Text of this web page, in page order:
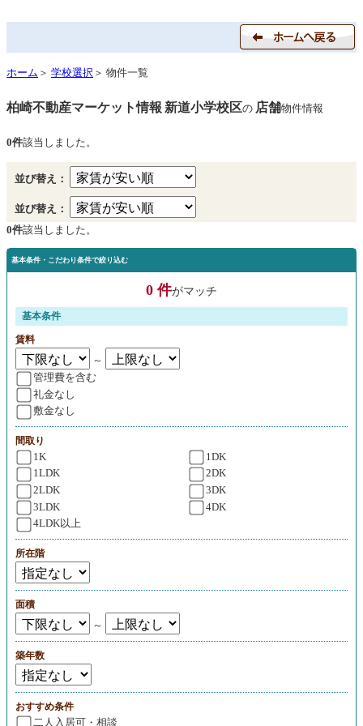
ホーム ＞ 学校選択 ＞ 物件一覧
柏崎不動産マーケット情報 新道小学校区の 店舗物件情報
0件該当しました。
並び替え：
並び替え：
0件該当しました。
基本条件・こだわり条件で絞り込む
0 件がマッチ
基本条件
賃料
～
管理費を含む
礼金なし
敷金なし
間取り
1K
1DK
1LDK
2DK
2LDK
3DK
3LDK
4DK
4LDK以上
所在階
面積
～
築年数
おすすめ条件
二人入居可・相談